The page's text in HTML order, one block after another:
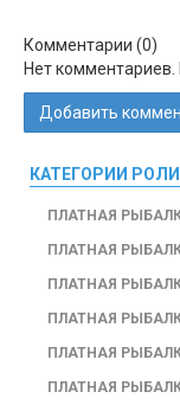
Комментарии (0)
Нет
Добавить
КАТЕГОРИИ
ПЛАТНАЯ
ПЛАТНАЯ
ПЛАТНАЯ
ПЛАТНАЯ
ПЛАТНАЯ
ПЛАТНАЯ